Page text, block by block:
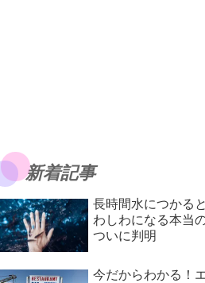
新着記事
長時間水につかる
わしわになる本当
ついに判明
今だからわかる！